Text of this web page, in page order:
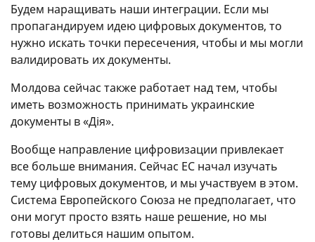
Будем наращивать наши интеграции. Если мы
пропагандируем идею цифровых документов, то
нужно искать точки пересечения, чтобы и мы могли
валидировать их документы.
Молдова сейчас также работает над тем, чтобы
иметь возможность принимать украинские
документы в «Дія».
Вообще направление цифровизации привлекает
все больше внимания. Сейчас ЕС начал изучать
тему цифровых документов, и мы участвуем в этом.
Система Европейского Союза не предполагает, что
они могут просто взять наше решение, но мы
готовы делиться нашим опытом.